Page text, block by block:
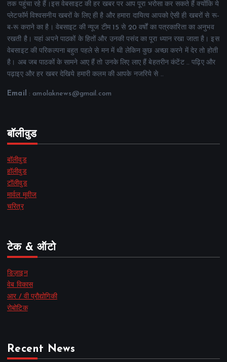
तक पहुंचा रहे हैं।इस वेबसाइट की हर खबर पर आप पूरा भरोसा कर सकते हैं क्योंकि ये
प्लेटफॉर्म विश्वसनीय खबरों के लिए ही है और हमारा दायित्व आपको ऐसी ही खबरों से रू-
ब-रू कराने का है। वेबसाइट की न्यूज टीम 15 से 20 वर्षों का पत्रकारिता का अनुभव
रखती है। यहां अपने पाठकों के हितों और उनकी पसंद का पूरा ध्यान रखा जाता है। इस
वेबसाइट की परिकल्पना बहुत पहले से मन में थी लेकिन कुछ अच्छा करने में देर तो होती
है। अब जब पाठकों के सामने आए हैं तो उनके लिए लाए हैं बेहतरीन कंटेंट .. पढ़िए और
पढ़ाइए और हर खबर देखिये हमारी कलम की आपके नजरिये से ..
Email : amolaknews@gmail.com
बॉलीवुड
बॉलीवुड
हॉलीवुड
टॉलीवुड
मार्वल मूवीज
चरित्र
टेक & ऑटो
डिज़ाइन
वेब विकास
आर / वी प्रौद्योगिकी
रोबोटिक
Recent News